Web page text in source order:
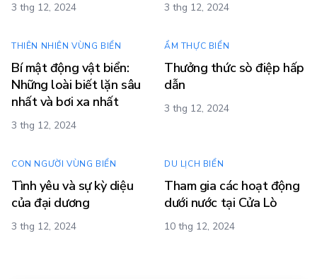
3 thg 12, 2024 3 thg 12, 2024
THIÊN NHIÊN VÙNG BIỂN
Bí mật động vật biển:
Những loài biết lặn sâu
nhất và bơi xa nhất
3 thg 12, 2024
ẨM THỰC BIỂN
Thưởng thức sò điệp hấp
dẫn
3 thg 12, 2024
CON NGƯỜI VÙNG BIỂN
Tình yêu và sự kỳ diệu
của đại dương
3 thg 12, 2024
DU LỊCH BIỂN
Tham gia các hoạt động
dưới nước tại Cửa Lò
10 thg 12, 2024